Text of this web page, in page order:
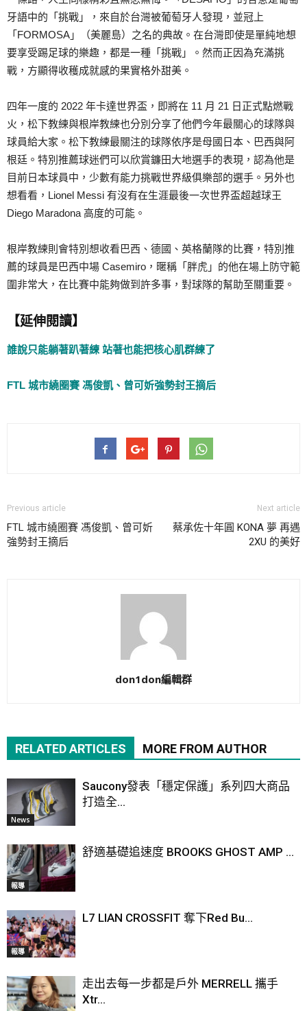
牙語中的「挑戰」，來自於台灣被葡萄牙人發現，並冠上
「FORMOSA」（美麗島）之名的典故。在台灣即使是單純地想
要享受踢足球的樂趣，都是一種「挑戰」。然而正因為充滿挑
戰，方顯得收穫成就感的果實格外甜美。
四年一度的 2022 年卡達世界盃，即將在 11 月 21 日正式點燃戰
火，松下教練與根岸教練也分別分享了他們今年最關心的球隊與
球員給大家。松下教練最關注的球隊依序是母國日本、巴西與阿
根廷。特別推薦球迷們可以欣賞鐮田大地選手的表現，認為他是
目前日本球員中，少數有能力挑戰世界級俱樂部的選手。另外也
想看看，Lionel Messi 有沒有在生涯最後一次世界盃超越球王
Diego Maradona 高度的可能。
根岸教練則會特別想收看巴西、德國、英格蘭隊的比賽，特別推
薦的球員是巴西中場 Casemiro，暱稱「胖虎」的他在場上防守範
圍非常大，在比賽中能夠做到許多事，對球隊的幫助至關重要。
【延伸閱讀】
誰說只能躺著趴著練 站著也能把核心肌群練了
FTL 城市繞圈賽 馮俊凱、曾可妡強勢封王摘后
Previous article
FTL 城市繞圈賽 馮俊凱、曾可妡
強勢封王摘后
Next article
蔡承佐十年圓 KONA 夢 再遇
2XU 的美好
don1don編輯群
RELATED ARTICLES MORE FROM AUTHOR
News
Saucony發表「穩定保護」系列四大商品
打造全...
報導
舒適基礎追速度 BROOKS GHOST AMP ...
報導
L7 LIAN CROSSFIT 奪下Red Bu...
走出去每一步都是戶外 MERRELL 攜手
Xtr...